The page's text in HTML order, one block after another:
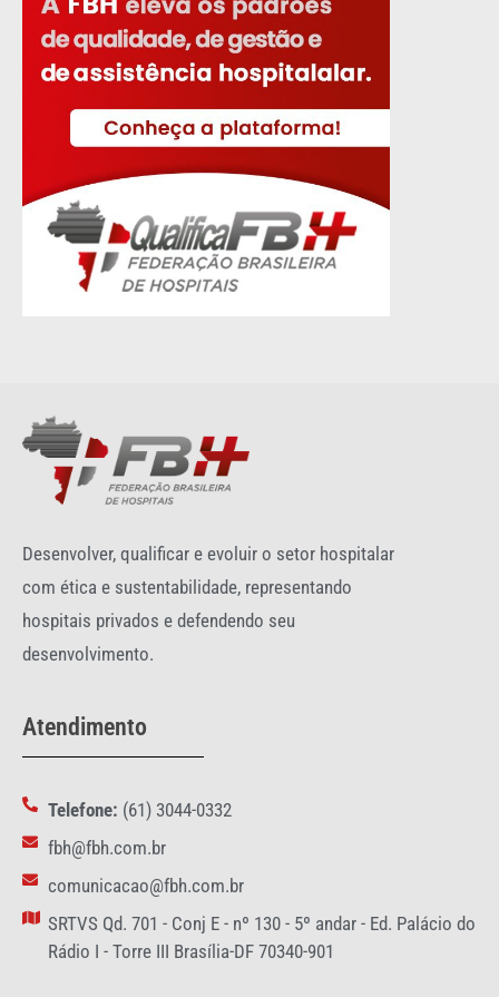
Desenvolver, qualificar e evoluir o setor hospitalar
com ética e sustentabilidade, representando
hospitais privados e defendendo seu
desenvolvimento.
Atendimento
Telefone: (61) 3044-0332
fbh@fbh.com.br
comunicacao@fbh.com.br
SRTVS Qd. 701 - Conj E - nº 130 - 5º andar - Ed. Palácio do
Rádio I - Torre III Brasília-DF 70340-901